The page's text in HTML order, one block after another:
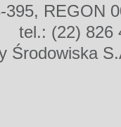
395, REGON
tel.: (22) 826
Środowiska